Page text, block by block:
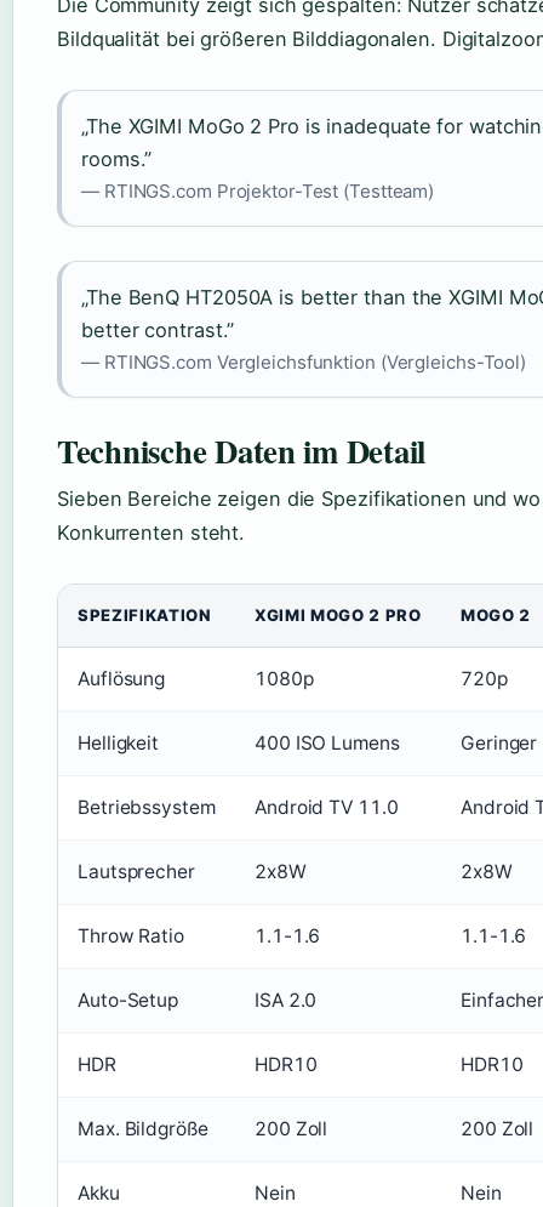
Die Community zeigt sich gespalten: Nutzer
Bildqualität bei größeren Bilddiagonalen.
„The XGIMI MoGo 2 Pro is inadequate for
rooms.”
— RTINGS.com Projektor-Test (Testteam)
„The BenQ HT2050A is better than the XGIMI
better contrast.”
— RTINGS.com Vergleichsfunktion (Vergleichs-Tool)
Technische Daten im Detail
Sieben Bereiche zeigen die Spezifikationen und
Konkurrenten steht.
SPEZIFIKATION XGIMI MOGO 2 PRO MOGO 2
Auflösung 1080p 720p
Helligkeit 400 ISO Lumens Geringer
Betriebssystem Android TV 11.0 Android
Lautsprecher 2x8W 2x8W
Throw Ratio 1.1-1.6 1.1-1.6
Auto-Setup ISA 2.0
HDR HDR10 HDR10
Max. Bildgröße 200 Zoll 200 Zoll
Akku Nein Nein